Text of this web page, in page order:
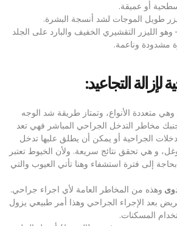
أو عميقة.
طويل الموجات لشد أنسجة البشرة.
وهو الليزر التقشيري الخفيف والبارد على الجلد
مشدودة وناعمة.
لإزالة التجاعيد:
وهي متعددة الأنواع، وتمتاز طريقة شد الوجه
مخاطر التدخل الجراحي المباشر فهي تعد
الجراحية أو يمكن أن يطلق عليها تدخل
و هي تحقق نتائج سريعة. ولأن الخيوط تعتبر
بحاجة إلى فترة استشفاء وهنا تأتي العيوب والتي
وهذه من المخاطر العامة لأي اجراء جراحي.
بعد الإجراء الجراحي وهذا أمر طبيعي يزول
المسكنات.